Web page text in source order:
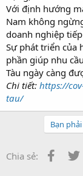
Với định hướng
Nam không
doanh nghiệp
Sự phát triển của
phần giúp nhu
Tàu ngày càng
Chi tiết: https://
tau/
Bạn
Chia sẻ: